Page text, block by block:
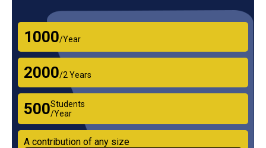
₹1000/Year
₹2000/2 Years
₹500Students
/Year
A contribution of any size